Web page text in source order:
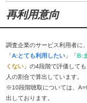
再利用意向
調査企業のサービス利用者に
「A:とても利用したい 」「B:
くない 」の4段階で評価して
人の割合で算出しています。
※10段階聴取については、
出しております。